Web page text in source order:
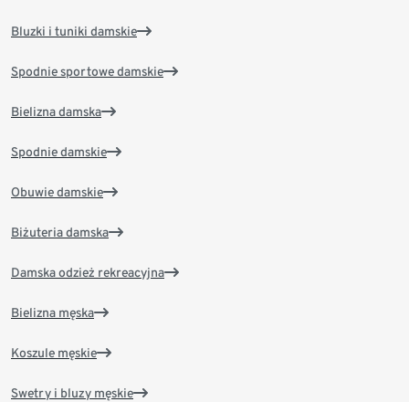
Bluzki i tuniki damskie
Spodnie sportowe damskie
Bielizna damska
Spodnie damskie
Obuwie damskie
Biżuteria damska
Damska odzież rekreacyjna
Bielizna męska
Koszule męskie
Swetry i bluzy męskie